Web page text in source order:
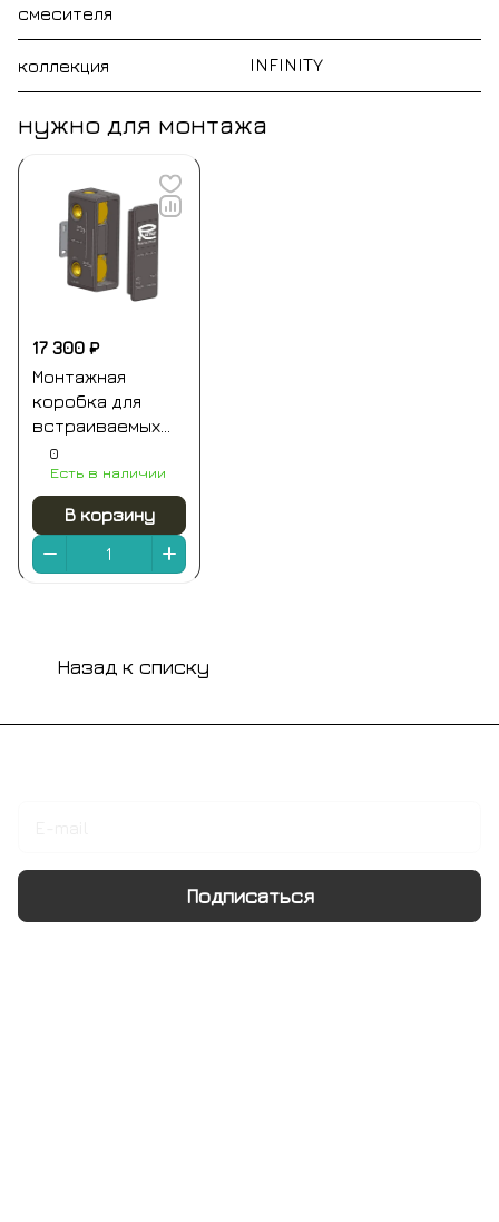
смесителя
коллекция INFINITY
нужно для монтажа
17 300 ₽
Монтажная
коробка для
встраиваемых
смесителей на 1-
2 выхода (для
ххх92kb) remer
0
Есть в наличии
В корзину
Назад к списку
Подписаться